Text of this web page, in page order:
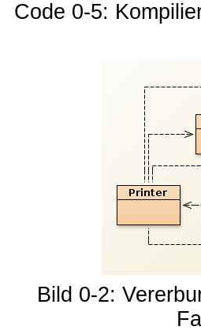
Code 0-5:
Bild 0-2: